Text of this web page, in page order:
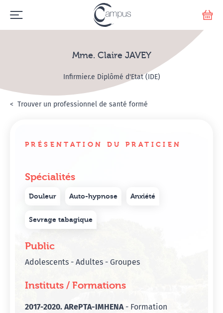
Mme. Claire JAVEY
Infirmier.e Diplômé d'Etat (IDE)
Accueil
Annuaire Hypnosanté
Trouver un professionnel de santé formé
PRÉSENTATION DU PRATICIEN
Spécialités
Douleur Auto-hypnose Anxiété
Sevrage tabagique
Public
Adolescents - Adultes - Groupes
Instituts / Formations
2017-2020. ARePTA-IMHENA- Formation